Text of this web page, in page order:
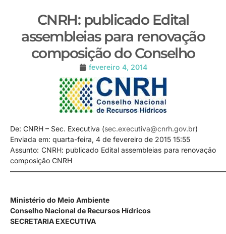
CNRH: publicado Edital
assembleias para renovação
composição do Conselho
fevereiro 4, 2014
De: CNRH – Sec. Executiva (sec.executiva@cnrh.gov.br)
Enviada em: quarta-feira, 4 de fevereiro de 2015 15:55
Assunto: CNRH: publicado Edital assembleias para renovação
composição CNRH
Ministério do Meio Ambiente
Conselho Nacional de Recursos Hídricos
SECRETARIA EXECUTIVA